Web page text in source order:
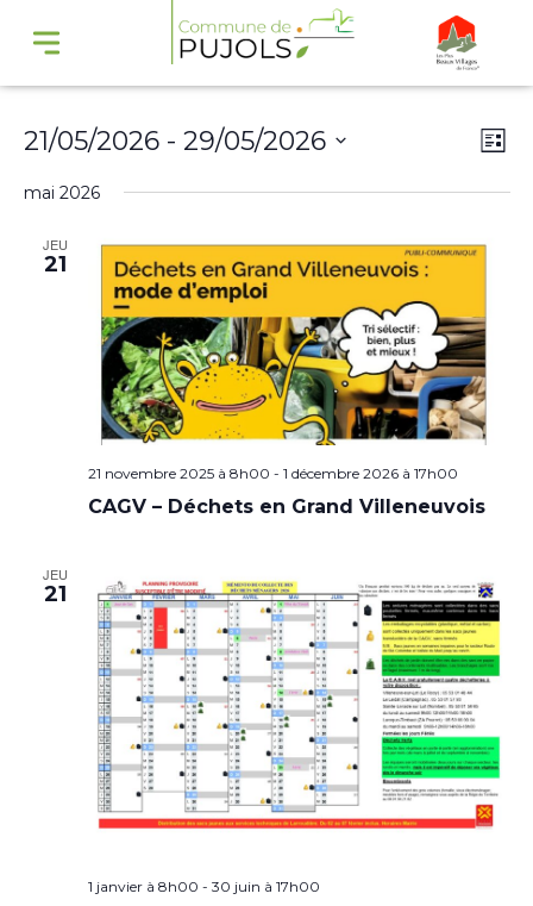
Liste
21/05/2026 - 29/05/2026
date.
mai 2026
JEU
21
21 novembre 2025 à 8h00 - 1 décembre 2026 à 17h00
CAGV – Déchets en Grand Villeneuvois
JEU
21
1 janvier à 8h00 - 30 juin à 17h00